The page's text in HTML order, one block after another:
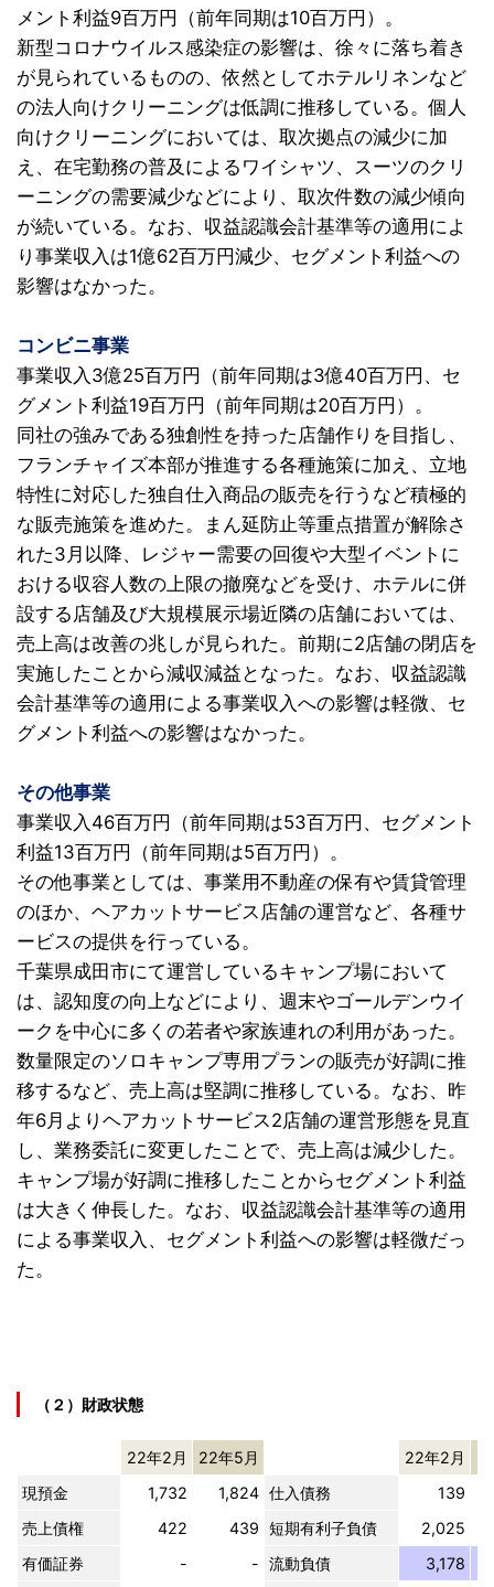
メント利益9百万円（前年同期は10百万円）。
新型コロナウイルス感染症の影響は、徐々に落ち着き
が見られているものの、依然としてホテルリネンなど
の法人向けクリーニングは低調に推移している。個人
向けクリーニングにおいては、取次拠点の減少に加
え、在宅勤務の普及によるワイシャツ、スーツのクリ
ーニングの需要減少などにより、取次件数の減少傾向
が続いている。なお、収益認識会計基準等の適用によ
り事業収入は1億62百万円減少、セグメント利益への
影響はなかった。
コンビニ事業
事業収入3億25百万円（前年同期は3億40百万円、セ
グメント利益19百万円（前年同期は20百万円）。
同社の強みである独創性を持った店舗作りを目指し、
フランチャイズ本部が推進する各種施策に加え、立地
特性に対応した独自仕入商品の販売を行うなど積極的
な販売施策を進めた。まん延防止等重点措置が解除さ
れた3月以降、レジャー需要の回復や大型イベントに
おける収容人数の上限の撤廃などを受け、ホテルに併
設する店舗及び大規模展示場近隣の店舗においては、
売上高は改善の兆しが見られた。前期に2店舗の閉店を
実施したことから減収減益となった。なお、収益認識
会計基準等の適用による事業収入への影響は軽微、セ
グメント利益への影響はなかった。
その他事業
事業収入46百万円（前年同期は53百万円、セグメント
利益13百万円（前年同期は5百万円）。
その他事業としては、事業用不動産の保有や賃貸管理
のほか、ヘアカットサービス店舗の運営など、各種サ
ービスの提供を行っている。
千葉県成田市にて運営しているキャンプ場において
は、認知度の向上などにより、週末やゴールデンウイ
ークを中心に多くの若者や家族連れの利用があった。
数量限定のソロキャンプ専用プランの販売が好調に推
移するなど、売上高は堅調に推移している。なお、昨
年6月よりヘアカットサービス2店舗の運営形態を見直
し、業務委託に変更したことで、売上高は減少した。
キャンプ場が好調に推移したことからセグメント利益
は大きく伸長した。なお、収益認識会計基準等の適用
による事業収入、セグメント利益への影響は軽微だっ
た。
（２）財政状態
22年2月 22年5月 22年2月
現預金
1,732 1,824 仕入債務
139
売上債権
422 439 短期有利子負債
2,025
有価証券
- - 流動負債 3,178